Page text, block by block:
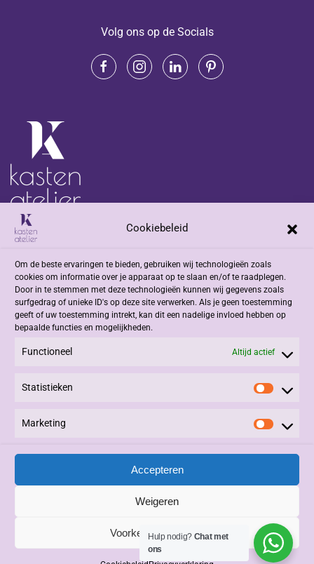
Cookiebeleid
Om de beste ervaringen te bieden, gebruiken wij technologieën zoals
cookies om informatie over je apparaat op te slaan en/of te raadplegen.
Door in te stemmen met deze technologieën kunnen wij gegevens zoals
surfgedrag of unieke ID's op deze site verwerken. Als je geen toestemming
geeft of uw toestemming intrekt, kan dit een nadelige invloed hebben op
bepaalde functies en mogelijkheden.
Functioneel Altijd actief
Statistieken
Marketing
Accepteren
Weigeren
Voorkeuren bewaren
Volg ons op de Socials
Adres
Jacob Romenweg 2
6042 EZ Roermond
Contact
+31 (0)475 332908
Privacy Statement
Alle rechten voorbehouden © 2025, Kasten Atelier.
Beheer en Onderhoud:3PDesign|Vivere|LinQxx.
Hulp nodig? Chat met
ons